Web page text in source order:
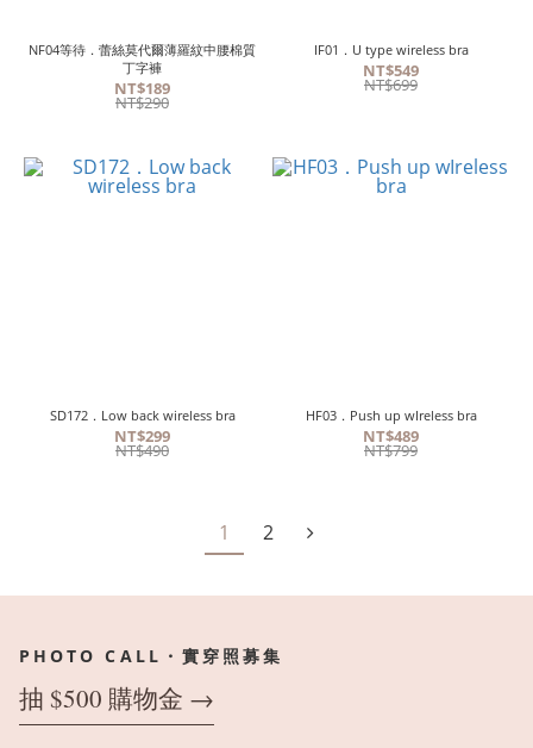
NF04等待．蕾絲莫代爾薄羅紋中腰棉質
丁字褲
NT$189
NT$290
IF01．U type wireless bra
NT$549
NT$699
SD172．Low back wireless bra
NT$299
NT$490
HF03．Push up wIreless bra
NT$489
NT$799
1 2
PHOTO CALL・實穿照募集
抽 $500 購物金 →